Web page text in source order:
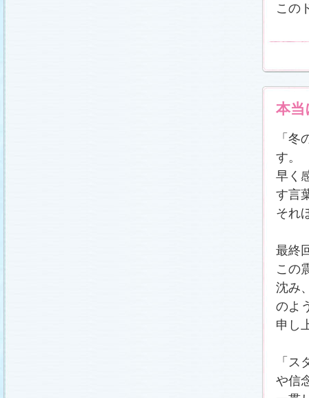
この
本
「
す。
早く
す言
それ
最終
この
沈み
のよ
申し
「
や信